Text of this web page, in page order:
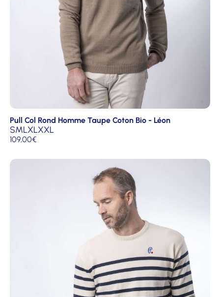
Pull Col Rond Homme Taupe Coton Bio - Léon
SMLXLXXL
109,00€